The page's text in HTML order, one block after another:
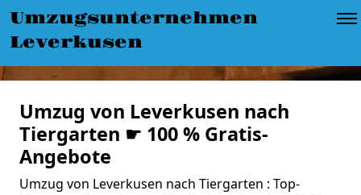
Umzugsunternehmen
Leverkusen
Umzug von Leverkusen nach
Tiergarten ☛ 100 % Gratis-
Angebote
Umzug von Leverkusen nach Tiergarten : Top-